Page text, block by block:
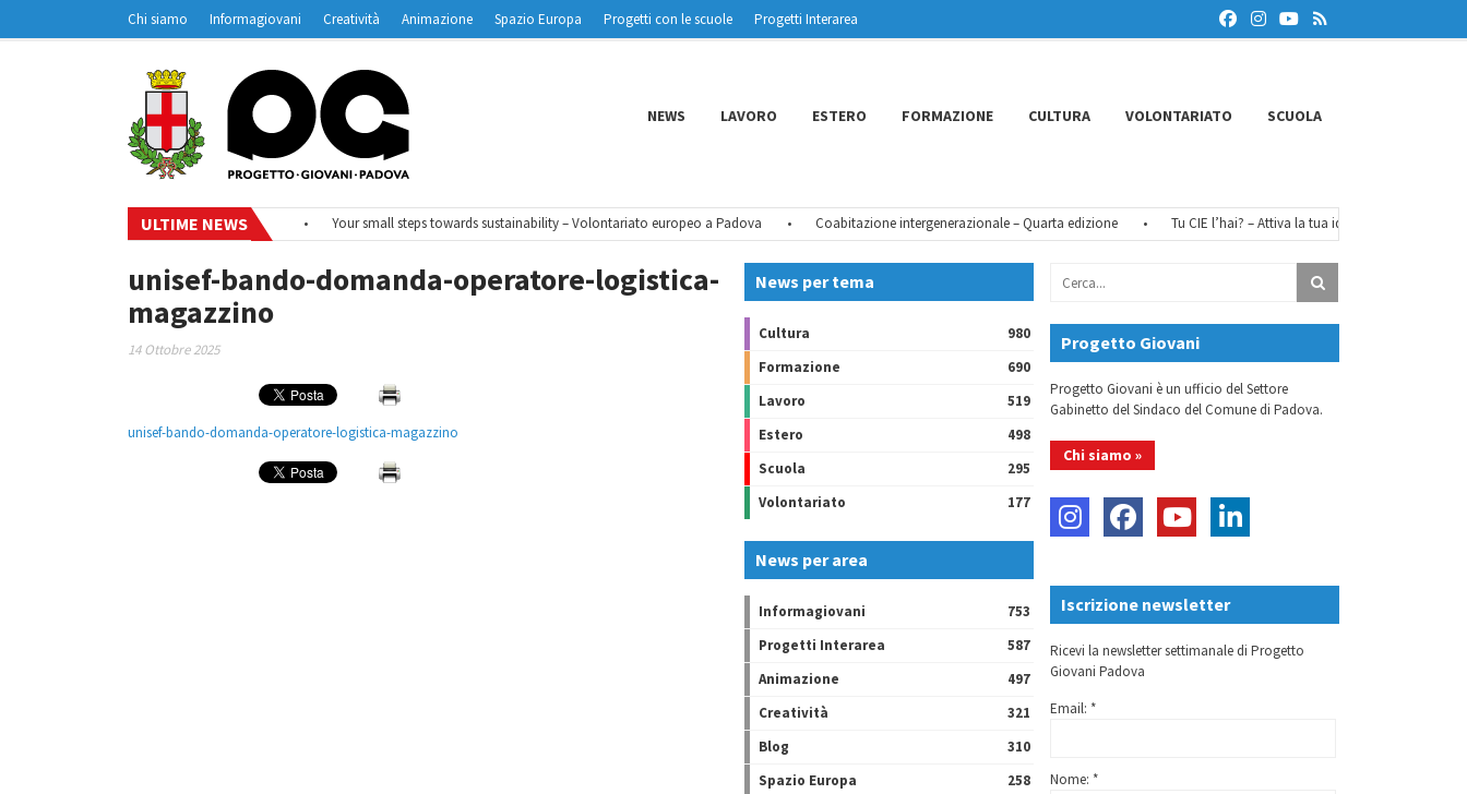
Chi siamo Informagiovani Creatività Animazione Spazio Europa Progetti con le scuole
Progetti Interarea
Contatti
Padovanet
NEWS LAVORO ESTERO FORMAZIONE CULTURA VOLONTARIATO SCUOLA
ULTIME NEWS
#EurodeskOnAir – Ciclo di webinar Your small steps towards sustainability – Volontariato europeo a Padova Coabitazione intergenerazionale – Quarta edizione Tu CIE l’hai? – Attiva la tua identità digitale
unisef-bando-domanda-operatore-logistica-
magazzino
14 Ottobre 2025
unisef-bando-domanda-operatore-logistica-magazzino
News per tema
Cultura
980
Formazione
690
Lavoro
519
Estero
498
Scuola
295
Volontariato
177
News per area
Informagiovani
753
Progetti Interarea
587
Animazione
497
Creatività
321
Blog
310
Spazio Europa
258
Progetto Giovani
Progetto Giovani è un ufficio del Settore
Gabinetto del Sindaco del Comune di Padova.
Chi siamo »
Iscrizione newsletter
Ricevi la newsletter settimanale di Progetto
Giovani Padova
Email: *
Nome: *